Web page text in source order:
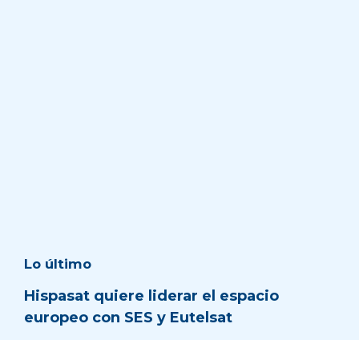
Lo último
Hispasat quiere liderar el espacio
europeo con SES y Eutelsat